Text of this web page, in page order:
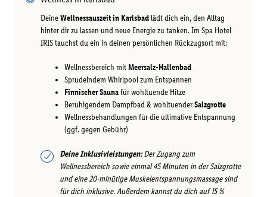
DeineWellnessauszeit in Karlsbad lädt dich ein, den Alltag
hinter dir zu lassen und neue Energie zu tanken. Im Spa Hotel
IRIS tauchst du ein in deinen persönlichen Rückzugsort mit:
Wellnessbereich mitMeersalz-Hallenbad
Sprudelndem Whirlpool zum Entspannen
Finnischer Saunafür wohltuende Hitze
Beruhigendem Dampfbad & wohltuenderSalzgrotte
Wellnessbehandlungen für die ultimative Entspannung
(ggf. gegen Gebühr)
Deine Inklusivleistungen:Der Zugang zum
Wellnessbereich sowie einmal 45 Minuten in der Salzgrotte
und eine 20-minütige Muskelentspannungsmassage sind
für dich inklusive. Außerdem kannst du dich auf 15 %